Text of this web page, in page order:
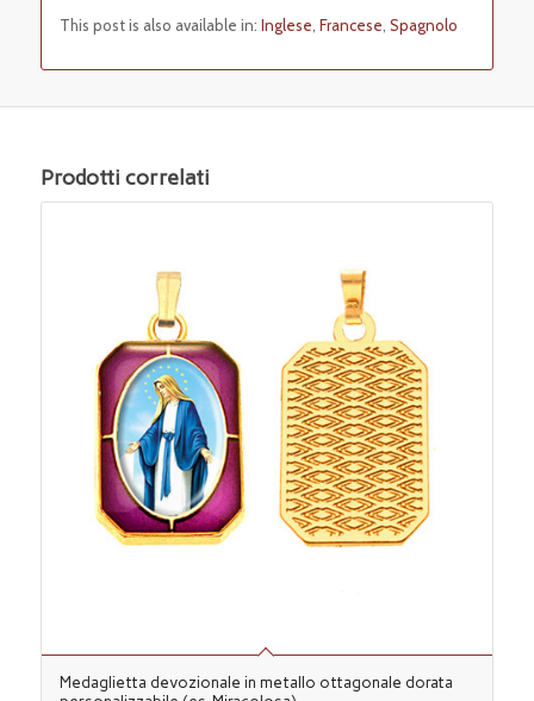
This post is also available in: Inglese Francese Spagnolo
Prodotti correlati
Medaglietta devozionale in metallo ottagonale dorata